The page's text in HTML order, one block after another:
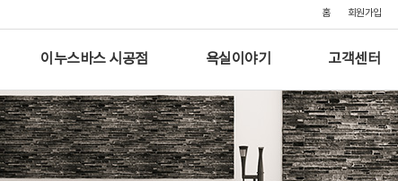
홈 회원가입
이누스바스 시공점 욕실이야기 고객센터